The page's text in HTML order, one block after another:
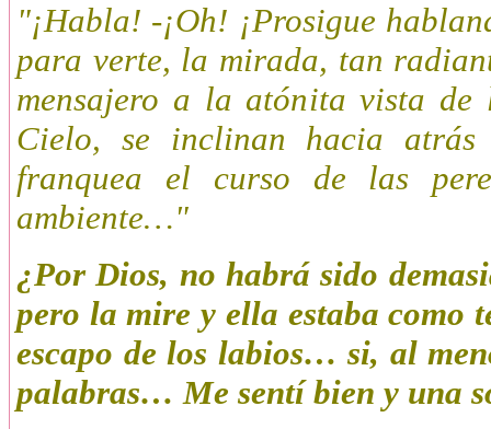
"¡Habla! -¡Oh! ¡Prosigue
para verte, la mirada, tan
mensajero a la atónita vista de
Cielo, se inclinan hacia atrás
franquea el curso de las
ambiente…"
¿Por Dios, no habrá sido
pero la mire y ella estaba como
escapo de los labios… si, al
palabras… Me sentí bien y una